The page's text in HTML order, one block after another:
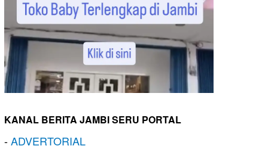
KANAL BERITA JAMBI SERU PORTAL
-ADVERTORIAL